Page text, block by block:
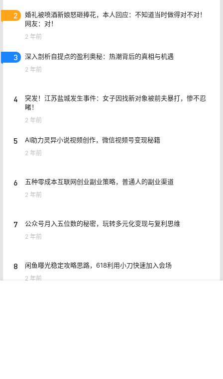
2
婚礼被喷酒新娘怒砸捧花，本人回应：不知道当时做得对不对！
网友：对！
2 年前
3 深入剖析自提点的盈利奥秘：热潮背后的真相与机遇
2 年前
4
突发！江苏盐城发生事件：女子因找新对象被前夫暴打，惨不忍
睹！
2 年前
5 AI助力灵异小说视频创作，微信视频号变现秘籍
2 年前
6 五种零成本互联网创业副业策略，普通人的副业渠道
2 年前
7 公众号月入五位数的秘密，玩转多元化变现与复利思维
2 年前
8 闲鱼曝光稳定攻略思路，618利用小刀快速加入会场
2 年前